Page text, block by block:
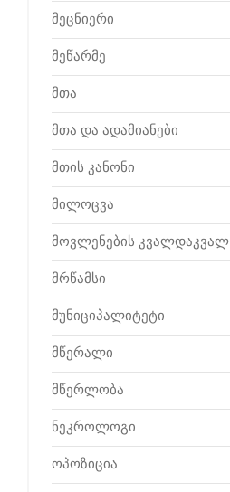
მეცნიერი
მეწარმე
მთა
მთა და ადამიანები
მთის კანონი
მილოცვა
მოვლენების კვალდაკვალ
მრწამსი
მუნიციპალიტეტი
მწერალი
მწერლობა
ნეკროლოგი
ოპოზიცია